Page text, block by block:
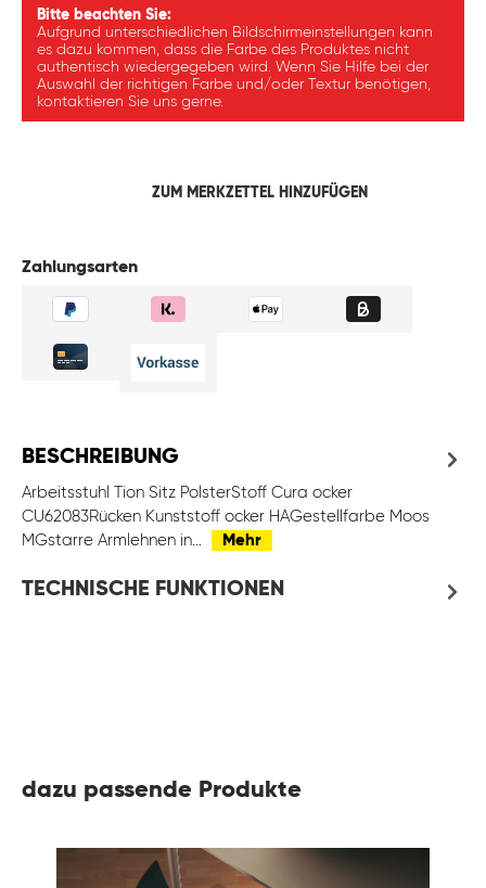
Bitte beachten Sie:
Aufgrund unterschiedlichen Bildschirmeinstellungen kann
es dazu kommen, dass die Farbe des Produktes nicht
authentisch wiedergegeben wird. Wenn Sie Hilfe bei der
Auswahl der richtigen Farbe und/oder Textur benötigen,
kontaktieren Sie uns gerne.
ZUM MERKZETTEL HINZUFÜGEN
Zahlungsarten
BESCHREIBUNG
Arbeitsstuhl Tion Sitz PolsterStoff Cura ocker
CU62083Rücken Kunststoff ocker HAGestellfarbe Moos
MGstarre Armlehnen in…
Mehr
TECHNISCHE FUNKTIONEN
dazu passende Produkte